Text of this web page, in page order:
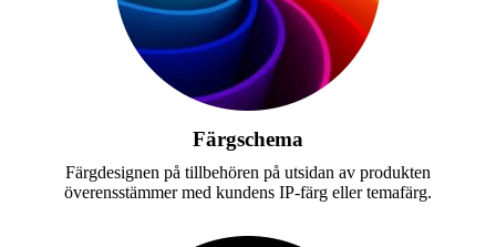
Färgschema
Färgdesignen på tillbehören på utsidan av produkten
överensstämmer med kundens IP-färg eller temafärg.